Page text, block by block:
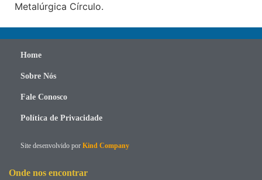
Metalúrgica Círculo.
Home
Sobre Nós
Fale Conosco
Política de Privacidade
Site desenvolvido por Kind Company
Onde nos encontrar